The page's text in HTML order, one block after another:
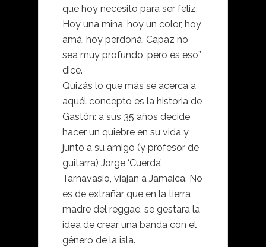
que hoy necesito para ser feliz.
Hoy una mina, hoy un color, hoy
amá, hoy perdoná. Capaz no
sea muy profundo, pero es eso”
dice.
Quizás lo que más se acerca a
aquél concepto es la historia de
Gastón: a sus 35 años decide
hacer un quiebre en su vida y
junto a su amigo (y profesor de
guitarra) Jorge ‘Cuerda’
Tarnavasio, viajan a Jamaica. No
es de extrañar que en la tierra
madre del reggae, se gestara la
idea de crear una banda con el
género de la isla.